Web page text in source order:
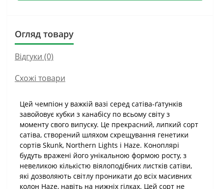
Огляд товару
Відгуки (0)
Схожі товари
Цей чемпіон у важкій вазі серед сатіва-ґатунків
завойовує кубки з канабісу по всьому світу з
моменту свого випуску. Це прекрасний, липкий сорт
сатіва, створений шляхом схрещування генетики
сортів Skunk, Northern Lights і Haze. Коноплярі
будуть вражені його унікальною формою росту, з
невеликою кількістю віялоподібних листків сатіви,
які дозволяють світлу проникати до всіх масивних
колон Haze, навіть на нижніх гілках. Цей сорт не